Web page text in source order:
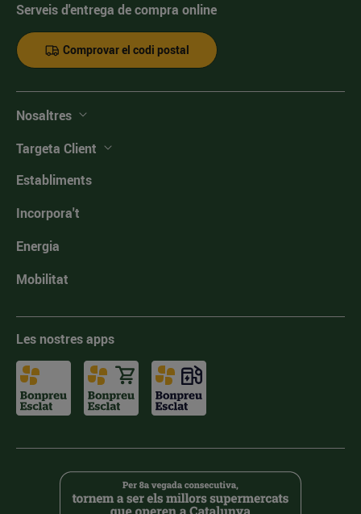
Serveis d'entrega de compra online
Comprovar el codi postal
Nosaltres
Targeta Client
Establiments
Incorpora't
Energia
Mobilitat
Les nostres apps